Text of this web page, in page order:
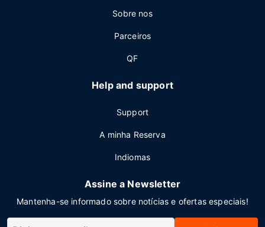
Sobre nos
Parceiros
QF
Help and support
Support
A minha Reserva
Indiomas
Assine a Newsletter
Mantenha-se informado sobre notícias e ofertas especiais!